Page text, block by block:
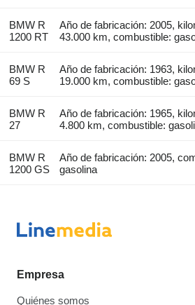
BMW R
1200 RT
Año de fabricación: 2005,
43.000 km, combustible:
BMW R
69 S
Año de fabricación: 1963,
19.000 km, combustible:
BMW R
27
Año de fabricación: 1965,
4.800 km, combustible:
BMW R
1200 GS
Año de fabricación: 2005,
gasolina
Empresa
Quiénes somos